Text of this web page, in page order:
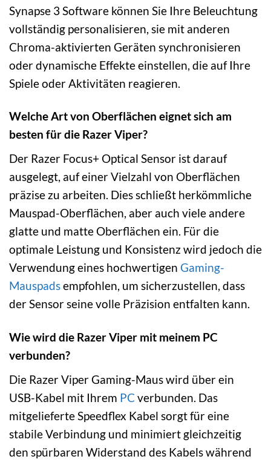
Synapse 3 Software können Sie Ihre Beleuchtung
vollständig personalisieren, sie mit anderen
Chroma-aktivierten Geräten synchronisieren
oder dynamische Effekte einstellen, die auf Ihre
Spiele oder Aktivitäten reagieren.
Welche Art von Oberflächen eignet sich am
besten für die Razer Viper?
Der Razer Focus+ Optical Sensor ist darauf
ausgelegt, auf einer Vielzahl von Oberflächen
präzise zu arbeiten. Dies schließt herkömmliche
Mauspad-Oberflächen, aber auch viele andere
glatte und matte Oberflächen ein. Für die
optimale Leistung und Konsistenz wird jedoch die
Verwendung eines hochwertigen Gaming-
Mauspadsempfohlen, um sicherzustellen, dass
der Sensor seine volle Präzision entfalten kann.
Wie wird die Razer Viper mit meinem PC
verbunden?
Die Razer Viper Gaming-Maus wird über ein
USB-Kabel mit Ihrem PC verbunden. Das
mitgelieferte Speedflex Kabel sorgt für eine
stabile Verbindung und minimiert gleichzeitig
den spürbaren Widerstand des Kabels während